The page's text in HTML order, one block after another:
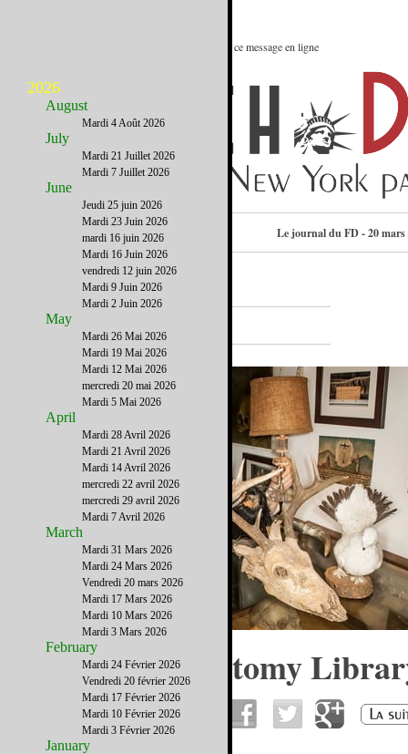
Le meilleur des Etats-Unis : Voir ce message en ligne
Le journal du FD - 20 mars
A la Une
La Morbid Anatomy
Brooklyn
2026
August
Mardi 4 Août 2026
July
Mardi 21 Juillet 2026
Mardi 7 Juillet 2026
June
Jeudi 25 juin 2026
Mardi 23 Juin 2026
mardi 16 juin 2026
Mardi 16 Juin 2026
vendredi 12 juin 2026
Mardi 9 Juin 2026
Mardi 2 Juin 2026
May
Mardi 26 Mai 2026
Mardi 19 Mai 2026
Mardi 12 Mai 2026
mercredi 20 mai 2026
Mardi 5 Mai 2026
April
Mardi 28 Avril 2026
Mardi 21 Avril 2026
Mardi 14 Avril 2026
mercredi 22 avril 2026
mercredi 29 avril 2026
Mardi 7 Avril 2026
March
Mardi 31 Mars 2026
Mardi 24 Mars 2026
Vendredi 20 mars 2026
Mardi 17 Mars 2026
Mardi 10 Mars 2026
Mardi 3 Mars 2026
February
Mardi 24 Février 2026
Vendredi 20 février 2026
Mardi 17 Février 2026
Mardi 10 Février 2026
Mardi 3 Février 2026
January